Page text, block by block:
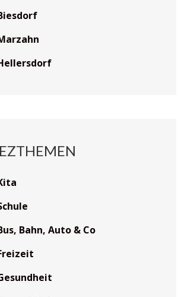
Bahn, Auto & Co